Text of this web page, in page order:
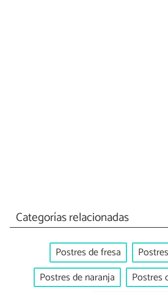
Categorías relacionadas
Postres de fresa
Postres de naranja
Postres